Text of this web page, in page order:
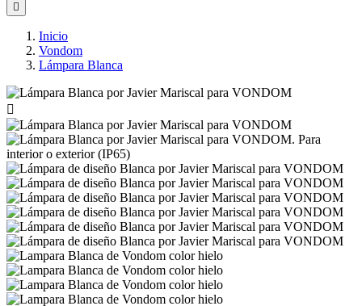

Inicio
Vondom
Lámpara Blanca
